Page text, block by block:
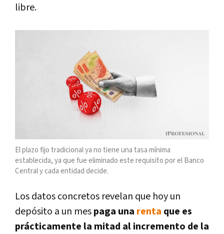
libre.
El plazo fijo tradicional ya no tiene una tasa mínima
establecida, ya que fue eliminado este requisito por el Banco
Central y cada entidad decide.
Los datos concretos revelan que hoy un
depósito a un mespaga una renta que es
prácticamente la mitad al incremento de la